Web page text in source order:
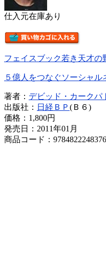
仕入元在庫あり
フェイスブック若き天才の
５億人をつなぐソーシャ
著者： デビッド・カークパ
出版社： 日経ＢＰ (Ｂ６)
価格： 1,800円
発売日：2011年01月
商品コード：9784822248376